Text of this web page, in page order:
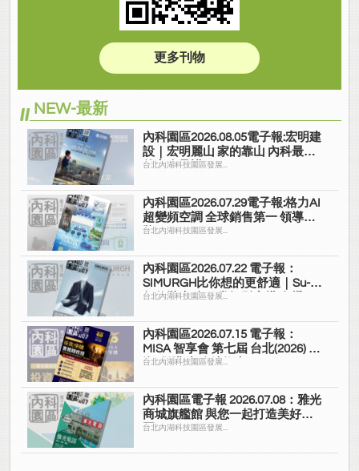
更多刊物
NEW-最新
內科園區2026.08.05電子報:宏明建
設｜宏明麗山 家的靠山 內科最高
的安全承諾
台北內湖科技園區發展...
內科園區2026.07.29電子報:格力AI
超變頻空調 全球銷售第一 領導品
牌
台北內湖科技園區發展...
內科園區2026.07.22 電子報：
SIMURGH比你想的更舒適｜Su-Si
舒仕裝 都會日常輕鬆穿搭 免燙可
台北內湖科技園區發展...
內科園區2026.07.15 電子報：
MISA 智享會 第七屆 台北(2026) 投
資/併購 實務精修班
台北內湖科技園區發展...
內科園區電子報 2026.07.08：雅光
商城旗艦館 與您一起打造美好家
園
台北內湖科技園區發展...